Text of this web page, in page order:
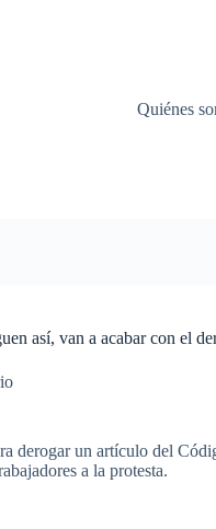
Quiénes
así, van a acabar con el
derogarun artículo del
a la protesta.